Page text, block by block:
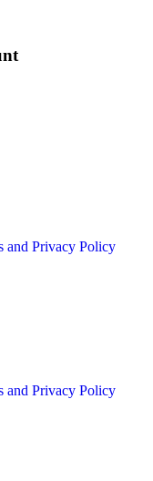
and Privacy Policy
and Privacy Policy